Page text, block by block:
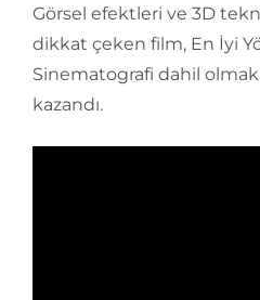
Görsel efektleri ve 3D
dikkat çeken film, En İyi
Sinematografi dahil
kazandı.